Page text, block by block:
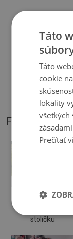
Odtiene
Podložka je
položení na
FOTOGRAFIE
Ochranná
stoličku
Táto
Táto
cookie
lokality
všetkých
Prečítať